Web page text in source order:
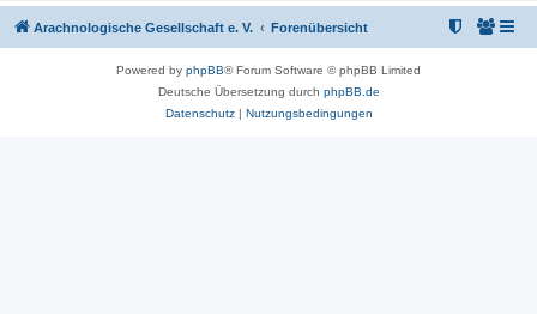
Arachnologische Gesellschaft e. V. Forenübersicht
Powered by phpBB® Forum Software © phpBB Limited
Deutsche Übersetzung durch phpBB.de
Datenschutz| Nutzungsbedingungen